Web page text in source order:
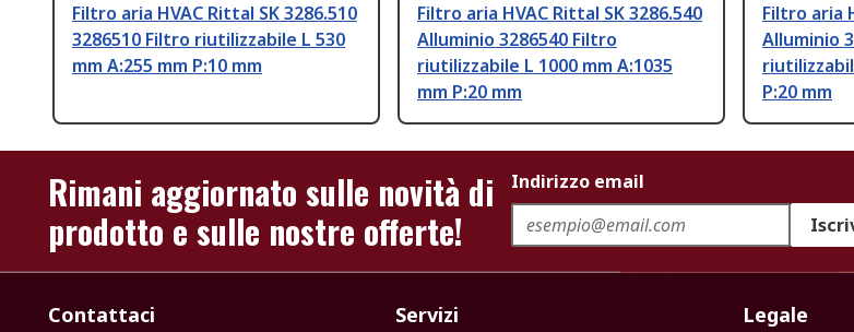
Filtro aria HVAC Rittal SK 3286.510
3286510 Filtro riutilizzabile L 530
mm A:255 mm P:10 mm
Filtro aria HVAC Rittal SK 3286.540
Alluminio 3286540 Filtro
riutilizzabile L 1000 mm A:1035
mm P:20 mm
Filtro aria
Alluminio
P:20 mm
Rimani aggiornato sulle novità di
prodotto e sulle nostre offerte!
Indirizzo email
Contattaci Servizi Legale